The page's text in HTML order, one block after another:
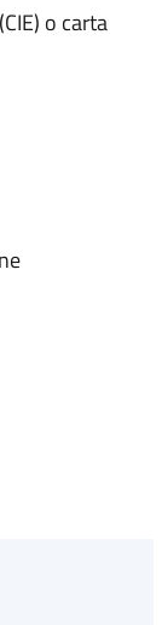
o carta